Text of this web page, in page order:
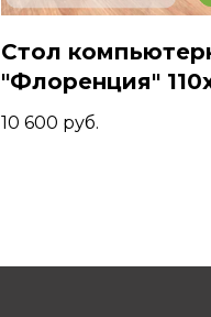
Стол
"Флоренция"
Коньяк/Белый
10 600 руб.